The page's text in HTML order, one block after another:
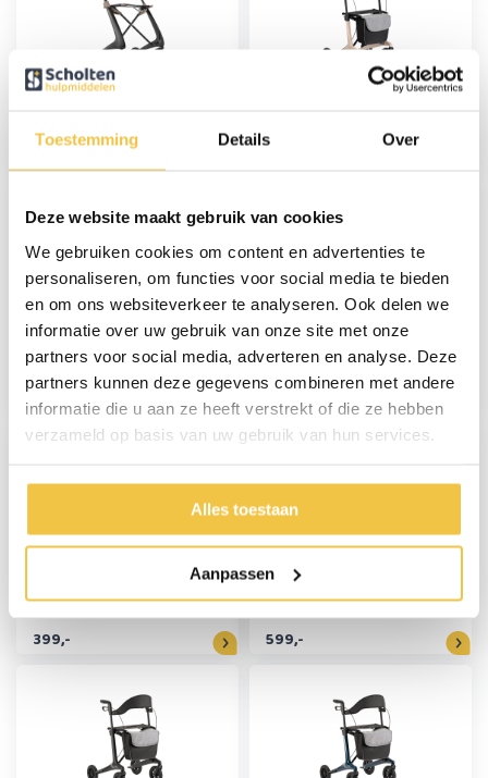
Toestemming Details Over
Deze website maakt gebruik van cookies
We gebruiken cookies om content en advertenties te
personaliseren, om functies voor social media te bieden
en om ons websiteverkeer te analyseren. Ook delen we
informatie over uw gebruik van onze site met onze
partners voor social media, adverteren en analyse. Deze
partners kunnen deze gegevens combineren met andere
informatie die u aan ze heeft verstrekt of die ze hebben
verzameld op basis van uw gebruik van hun services.
Alles toestaan
Aanpassen
By ACRE Carbon
Wide - Zwart
MultiMotion Carbon
softwielen - Maat M -
Beige
MultiMotion Carbon
rollator met
softwielen - Maat M -
Marmerprint
499,-
By ACRE Carbon
ultralight rollator
Wide - Groen
599,-
MultiMotion Carbon
softwielen - Maat M -
Groen
399,-
By ACRE Carbon
ultralight rollator
Wide - Blauw
599,-